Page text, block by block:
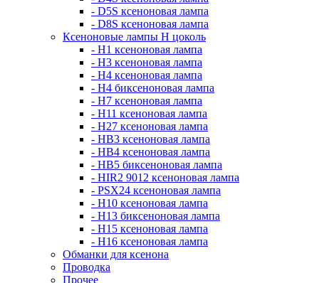
- D5S ксеноновая лампа
- D8S ксеноновая лампа
Ксеноновые лампы Н цоколь
- H1 ксеноновая лампа
- H3 ксеноновая лампа
- H4 ксеноновая лампа
- H4 биксеноновая лампа
- H7 ксеноновая лампа
- H11 ксеноновая лампа
- H27 ксеноновая лампа
- HB3 ксеноновая лампа
- HB4 ксеноновая лампа
- HB5 биксеноновая лампа
- HIR2 9012 ксеноновая лампа
- PSX24 ксеноновая лампа
- H10 ксеноновая лампа
- H13 биксеноновая лампа
- H15 ксеноновая лампа
- H16 ксеноновая лампа
Обманки для ксенона
Проводка
Прочее